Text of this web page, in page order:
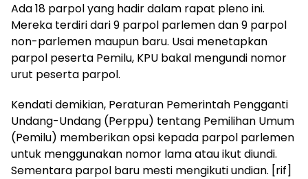
Ada 18 parpol yang hadir dalam rapat pleno ini.
Mereka terdiri dari 9 parpol parlemen dan 9 parpol
non-parlemen maupun baru. Usai menetapkan
parpol peserta Pemilu, KPU bakal mengundi nomor
urut peserta parpol.
Kendati demikian, Peraturan Pemerintah Pengganti
Undang-Undang (Perppu) tentang Pemilihan Umum
(Pemilu) memberikan opsi kepada parpol parlemen
untuk menggunakan nomor lama atau ikut diundi.
Sementara parpol baru mesti mengikuti undian. [rif]